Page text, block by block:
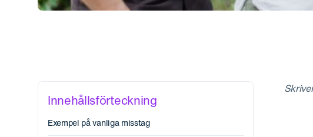
Innehållsförteckning
Exempel på vanliga misstag